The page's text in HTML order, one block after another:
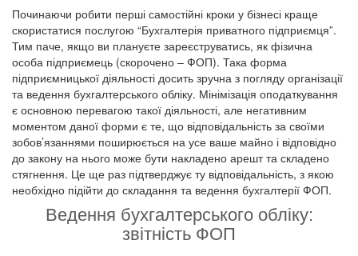
Починаючи робити перші самостійні кроки у бізнесі краще
скористатися послугою “Бухгалтерія приватного підприємця”.
Тим паче, якщо ви плануєте зареєструватись, як фізична
особа підприємець (скорочено – ФОП). Така форма
підприємницької діяльності досить зручна з погляду організації
та ведення бухгалтерського обліку. Мінімізація оподаткування
є основною перевагою такої діяльності, але негативним
моментом даної форми є те, що відповідальність за своїми
зобов’язаннями поширюється на усе ваше майно і відповідно
до закону на нього може бути накладено арешт та складено
стягнення. Це ще раз підтверджує ту відповідальність, з якою
необхідно підійти до складання та ведення бухгалтерії ФОП.
Ведення бухгалтерського обліку:
звітність ФОП